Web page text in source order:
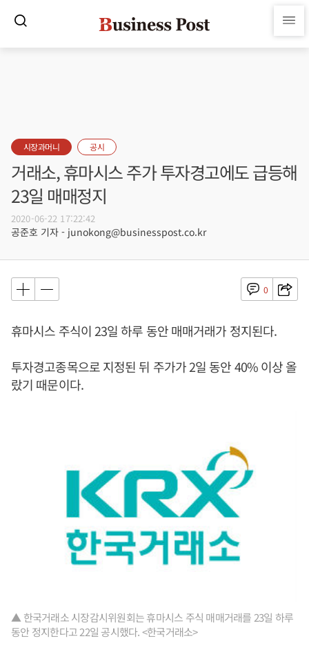
시장과머니 공시
거래소, 휴마시스 주가 투자경고에도 급등해
23일 매매정지
2020-06-22 17:22:42
공준호 기자 - junokong@businesspost.co.kr
0
휴마시스 주식이 23일 하루 동안 매매거래가 정지된다.
투자경고종목으로 지정된 뒤 주가가 2일 동안 40% 이상 올
랐기 때문이다.
▲ 한국거래소 시장감시위원회는 휴마시스 주식 매매거래를 23일 하루
동안 정지한다고 22일 공시했다. <한국거래소>